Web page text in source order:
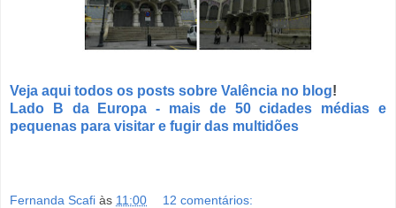
Veja aqui todos os posts sobre Valência no blog!
Lado B da Europa - mais de 50 cidades médias e
pequenas para visitar e fugir das multidões
Fernanda Scafi às 11:00 12 comentários: